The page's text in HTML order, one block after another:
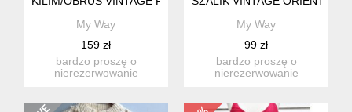
My Way
159 zł
bardzo proszę o
nierezerwowanie
My Way
99 zł
bardzo proszę o
nierezerwowanie